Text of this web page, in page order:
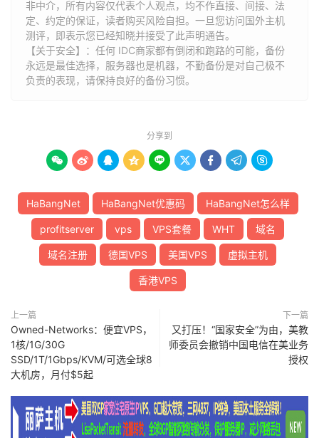
非中介，所有内容仅代表个人观点，均不作直接、间接、法
定、约定的保证，读者购买风险自担。一旦您访问国外主机
测评，即表示您已经知晓并接受了此声明通告。
【关于安全】：任何 IDC商家都有倒闭和跑路的可能，备份
永远是最佳选择，服务器也是机器，不勤备份是对自己极不
负责的表现，请保持良好的备份习惯。
分享到
        
HaBangNet HaBangNet优惠码 HaBangNet怎么样
profitserver vps VPS套餐 WHT 域名
域名注册 德国VPS 美国VPS 虚拟主机
香港VPS
上一篇
Owned-Networks：便宜VPS，
1核/1G/30G
SSD/1T/1Gbps/KVM/可选全球8
大机房，月付$5起
下一篇
又打压！“国家安全”为由，美教
师委员会撤销中国电信在美业务
授权